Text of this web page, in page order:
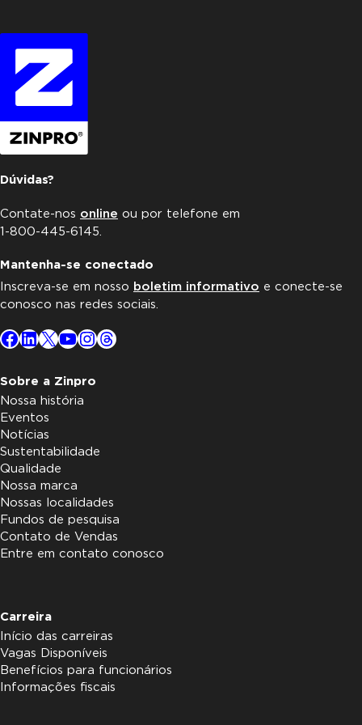
Dúvidas?
Contate-nos online ou por telefone em
1-800-445-6145.
Mantenha-se conectado
Inscreva-se em nosso boletim informativo e conecte-se
conosco nas redes sociais.
Facebook
LinkedIn
X YouTube
Instagram
Threads
Sobre a Zinpro
Nossa história
Eventos
Notícias
Sustentabilidade
Qualidade
Nossa marca
Nossas localidades
Fundos de pesquisa
Contato de Vendas
Entre em contato conosco
Carreira
Início das carreiras
Vagas Disponíveis
Benefícios para funcionários
Informações fiscais